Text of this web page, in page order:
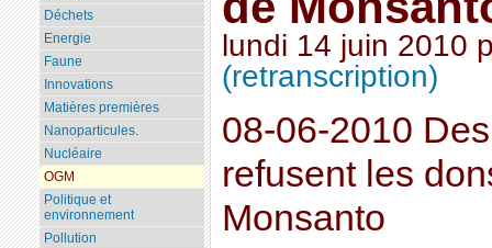
lundi 14 juin 2010
(retranscription)
08-06-2010
refusent les
Monsanto
Déchets
Energie
Faune
Innovations
Matières premières
Nanoparticules.
Nucléaire
OGM
Politique et
environnement
Pollution